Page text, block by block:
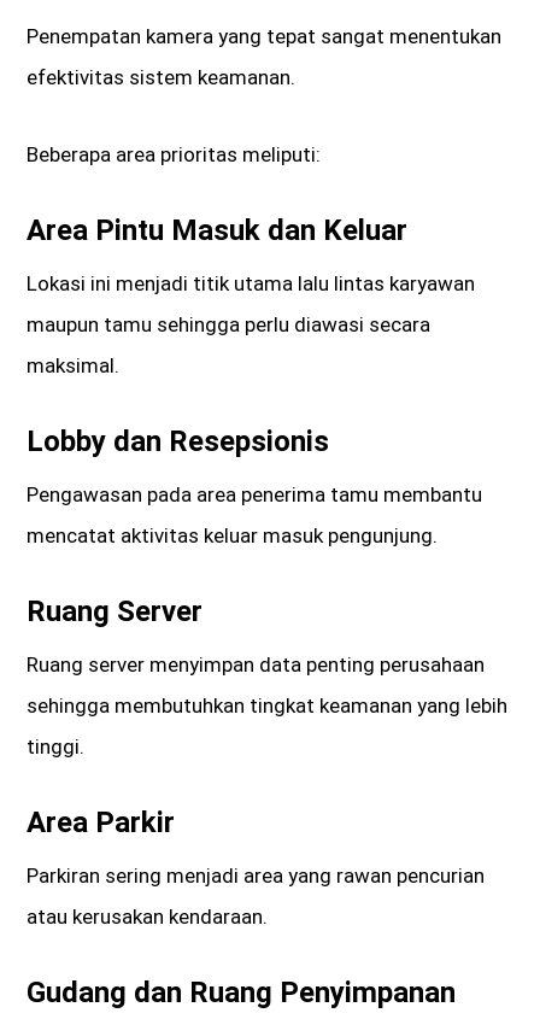
Penempatan kamera yang tepat sangat menentukan
efektivitas sistem keamanan.
Beberapa area prioritas meliputi:
Area Pintu Masuk dan Keluar
Lokasi ini menjadi titik utama lalu lintas karyawan
maupun tamu sehingga perlu diawasi secara
maksimal.
Lobby dan Resepsionis
Pengawasan pada area penerima tamu membantu
mencatat aktivitas keluar masuk pengunjung.
Ruang Server
Ruang server menyimpan data penting perusahaan
sehingga membutuhkan tingkat keamanan yang lebih
tinggi.
Area Parkir
Parkiran sering menjadi area yang rawan pencurian
atau kerusakan kendaraan.
Gudang dan Ruang Penyimpanan